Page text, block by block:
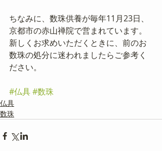
ちなみに、数珠供養が毎年11月23日、
京都市の赤山禅院で営まれています。
新しくお求めいただくときに、前のお
数珠の処分に迷われましたらご参考く
ださい。
#仏具#数珠
仏具
数珠